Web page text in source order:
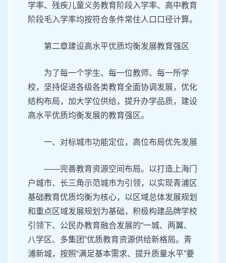
学率、残疾儿童义务教育阶段入学率、高中教育
阶段毛入学率均按符合条件常住人口口径计算。
第二章建设高水平优质均衡发展教育强区
为了每一个学生、每一位教师、每一所学
校，坚持促进各级各类教育全面协调发展，优化
结构布局，加大学位供给，提升办学品质，建设
高水平优质均衡发展的教育强区。
一、对标城市功能定位，高位布局优先发展
——完善教育资源空间布局。以打造上海门
户城市、长三角示范城市为引领，以实现青浦区
基础教育优质均衡为核心，以区域总体发展规划
和重点区域发展规划为基础，积极构建品牌学校
引领下、公民办教育融合发展的“一城、两翼、
八学区、多集团”优质教育资源供给新格局。青
浦新城，按照“满足基本需求、提升质量水平”要